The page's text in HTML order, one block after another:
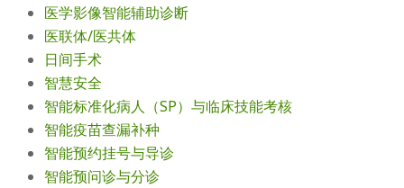
医学影像智能辅助诊断
医联体/医共体
日间手术
智慧安全
智能标准化病人（SP）与临床技能考核
智能疫苗查漏补种
智能预约挂号与导诊
智能预问诊与分诊